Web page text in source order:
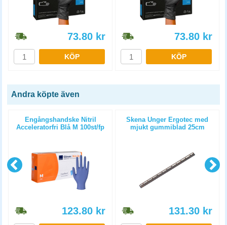
73.80 kr
KÖP
73.80 kr
KÖP
Andra köpte även
Engångshandske Nitril
Acceleratorfri Blå M 100st/fp
123.80 kr
Skena Unger Ergotec med
mjukt gummiblad 25cm
131.30 kr